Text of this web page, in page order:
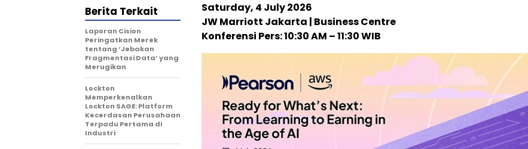
Saturday, 4 July 2026
JW Marriott Jakarta | Business Centre
Konferensi Pers: 10:30 AM – 11:30 WIB
Berita Terkait
Laporan Cision
Peringatkan Merek
tentang ‘Jebakan
Fragmentasi Data’ yang
Merugikan
Lockton
Memperkenalkan
Lockton SAGE: Platform
Kecerdasan Perusahaan
Terpadu Pertama di
Industri